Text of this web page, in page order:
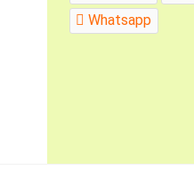
Whatsapp